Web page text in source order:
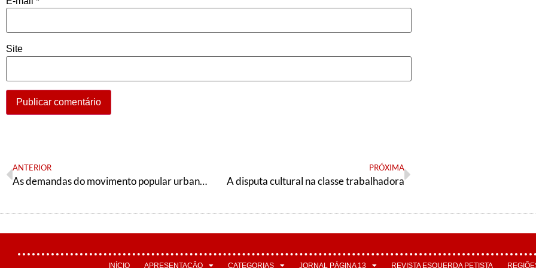
Site
ANTERIOR
As demandas do movimento popular urbano não podem ser secundarizadas
PRÓXIMA
A disputa cultural na classe trabalhadora
INÍCIO APRESENTAÇÃO CATEGORIAS JORNAL PÁGINA 13 REVISTA ESQUERDA PETISTA